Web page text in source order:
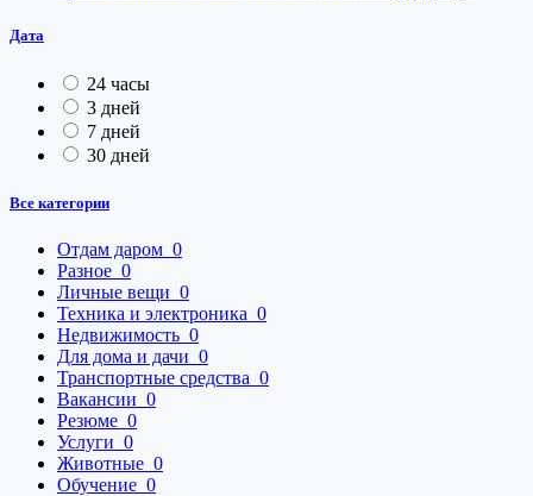
Дата
24 часы
3 дней
7 дней
30 дней
Все категории
Отдам даром 0
Разное 0
Личные вещи 0
Техника и электроника 0
Недвижимость 0
Для дома и дачи 0
Транспортные средства 0
Вакансии 0
Резюме 0
Услуги 0
Животные 0
Обучение 0